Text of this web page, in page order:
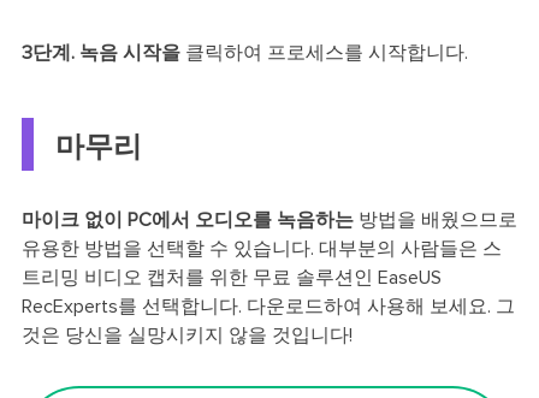
3단계. 녹음 시작을클릭하여 프로세스를 시작합니다.
마무리
마이크 없이 PC에서 오디오를 녹음하는방법을 배웠으므로
유용한 방법을 선택할 수 있습니다. 대부분의 사람들은 스
트리밍 비디오 캡처를 위한 무료 솔루션인 EaseUS
RecExperts를 선택합니다. 다운로드하여 사용해 보세요. 그
것은 당신을 실망시키지 않을 것입니다!